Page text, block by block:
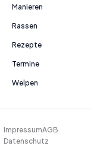
Manieren
Rassen
Rezepte
Termine
Welpen
ImpressumAGB
Datenschutz